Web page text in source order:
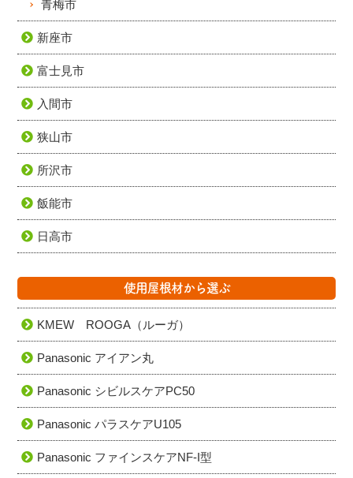
青梅市
新座市
富士見市
入間市
狭山市
所沢市
飯能市
日高市
使用屋根材から選ぶ
KMEW ROOGA（ルーガ）
Panasonic アイアン丸
Panasonic シビルスケアPC50
Panasonic パラスケアU105
Panasonic ファインスケアNF-I型